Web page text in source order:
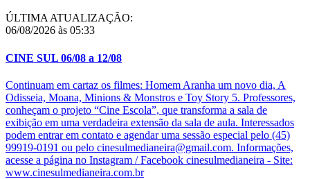
ÚLTIMA ATUALIZAÇÃO:
06/08/2026 às 05:33
CINE SUL 06/08 a 12/08
Continuam em cartaz os filmes: Homem Aranha um novo dia, A
Odisseia, Moana, Minions & Monstros e Toy Story 5. Professores,
conheçam o projeto “Cine Escola”, que transforma a sala de
exibição em uma verdadeira extensão da sala de aula. Interessados
podem entrar em contato e agendar uma sessão especial pelo (45)
99919-0191 ou pelo cinesulmedianeira@gmail.com. Informações,
acesse a página no Instagram / Facebook cinesulmedianeira - Site:
www.cinesulmedianeira.com.br